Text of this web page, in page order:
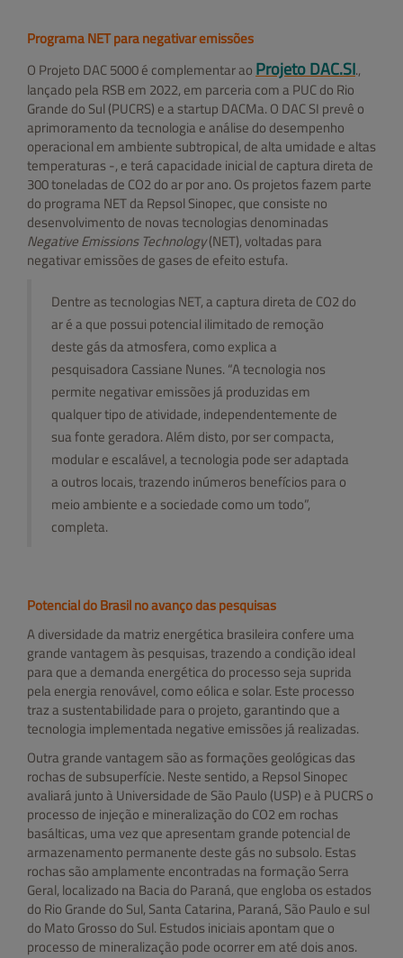
Programa NET para negativar emissões
O Projeto DAC 5000 é complementar ao Projeto DAC.SI.,
lançado pela RSB em 2022, em parceria com a PUC do Rio
Grande do Sul (PUCRS) e a startup DACMa. O DAC SI prevê o
aprimoramento da tecnologia e análise do desempenho
operacional em ambiente subtropical, de alta umidade e altas
temperaturas -, e terá capacidade inicial de captura direta de
300 toneladas de CO2 do ar por ano. Os projetos fazem parte
do programa NET da Repsol Sinopec, que consiste no
desenvolvimento de novas tecnologias denominadas
Negative Emissions Technology(NET), voltadas para
negativar emissões de gases de efeito estufa.
Dentre as tecnologias NET, a captura direta de CO2 do
ar é a que possui potencial ilimitado de remoção
deste gás da atmosfera, como explica a
pesquisadora Cassiane Nunes. “A tecnologia nos
permite negativar emissões já produzidas em
qualquer tipo de atividade, independentemente de
sua fonte geradora. Além disto, por ser compacta,
modular e escalável, a tecnologia pode ser adaptada
a outros locais, trazendo inúmeros benefícios para o
meio ambiente e a sociedade como um todo”,
completa.
Potencial do Brasil no avanço das pesquisas
A diversidade da matriz energética brasileira confere uma
grande vantagem às pesquisas, trazendo a condição ideal
para que a demanda energética do processo seja suprida
pela energia renovável, como eólica e solar. Este processo
traz a sustentabilidade para o projeto, garantindo que a
tecnologia implementada negative emissões já realizadas.
Outra grande vantagem são as formações geológicas das
rochas de subsuperfície. Neste sentido, a Repsol Sinopec
avaliará junto à Universidade de São Paulo (USP) e à PUCRS o
processo de injeção e mineralização do CO2 em rochas
basálticas, uma vez que apresentam grande potencial de
armazenamento permanente deste gás no subsolo. Estas
rochas são amplamente encontradas na formação Serra
Geral, localizado na Bacia do Paraná, que engloba os estados
do Rio Grande do Sul, Santa Catarina, Paraná, São Paulo e sul
do Mato Grosso do Sul. Estudos iniciais apontam que o
processo de mineralização pode ocorrer em até dois anos.